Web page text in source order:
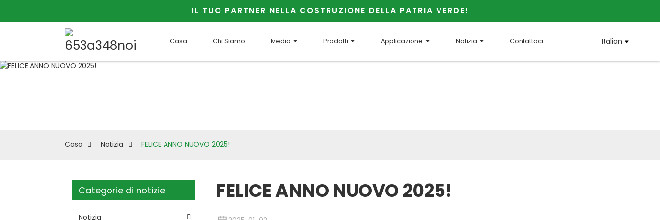
IL TUO PARTNER NELLA COSTRUZIONE DELLA PATRIA VERDE!
Casa Chi Siamo Media Prodotti Applicazione Notizia Contattaci Italian
Casa Notizia FELICE ANNO NUOVO 2025!
Categorie di notizie
Notizia
FELICE ANNO NUOVO 2025!